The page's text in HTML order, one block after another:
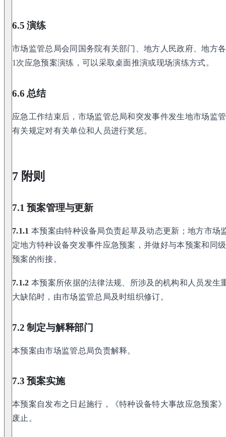
6.5 演练
市场监管总局会同国务院有关部门、地方人民政府、地方
1次应急预案演练，可以采取桌面推演或现场演练方式。
6.6 总结
应急工作结束后，市场监管总局和突发事件发生地市场监
有关规定对有关单位和人员进行奖惩。
7 附则
7.1 预案管理与更新
7.1.1 本预案由特种设备局负责起草及动态更新；地方市场
定地方特种设备突发事件应急预案，并做好与本预案和同
预案的衔接。
7.1.2 本预案所依据的法律法规、所涉及的机构和人员发生
大缺陷时，由市场监管总局及时组织修订。
7.2 制定与解释部门
本预案由市场监管总局负责解释。
7.3 预案实施
本预案自发布之日起施行，《特种设备特大事故应急预案
废止。